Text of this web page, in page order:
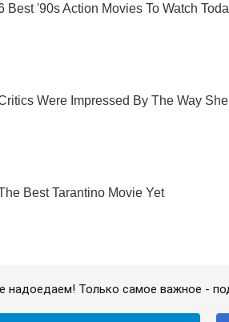
надоедаем! Только самое важное -